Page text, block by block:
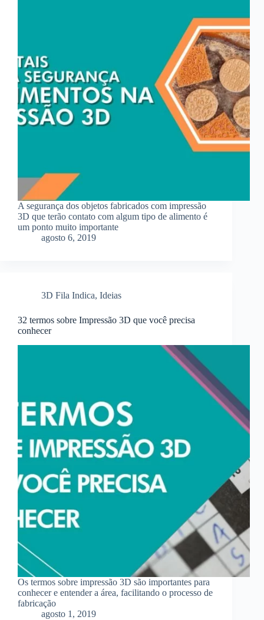
A segurança dos objetos fabricados com impressão
3D que terão contato com algum tipo de alimento é
um ponto muito importante
agosto 6, 2019
3D Fila Indica, Ideias
32 termos sobre Impressão 3D que você precisa
conhecer
Os termos sobre impressão 3D são importantes para
conhecer e entender a área, facilitando o processo de
fabricação
agosto 1, 2019